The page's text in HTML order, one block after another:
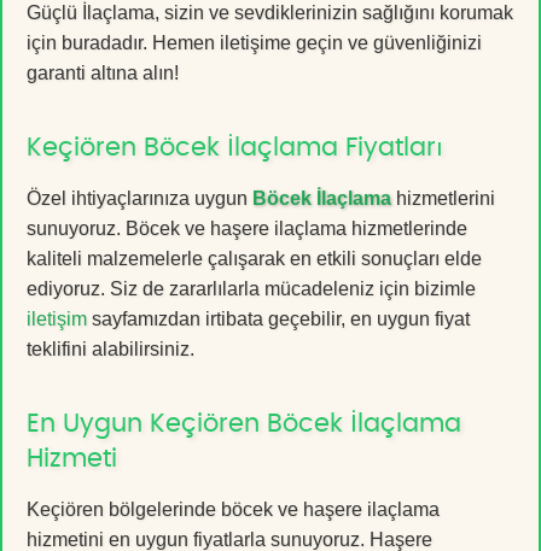
Güçlü İlaçlama, sizin ve sevdiklerinizin sağlığını korumak
için buradadır. Hemen iletişime geçin ve güvenliğinizi
garanti altına alın!
Keçiören Böcek İlaçlama Fiyatları
Özel ihtiyaçlarınıza uygun Böcek İlaçlamahizmetlerini
sunuyoruz. Böcek ve haşere ilaçlama hizmetlerinde
kaliteli malzemelerle çalışarak en etkili sonuçları elde
ediyoruz. Siz de zararlılarla mücadeleniz için bizimle
iletişim sayfamızdan irtibata geçebilir, en uygun fiyat
teklifini alabilirsiniz.
En Uygun Keçiören Böcek İlaçlama
Hizmeti
Keçiören bölgelerinde böcek ve haşere ilaçlama
hizmetini en uygun fiyatlarla sunuyoruz. Haşere